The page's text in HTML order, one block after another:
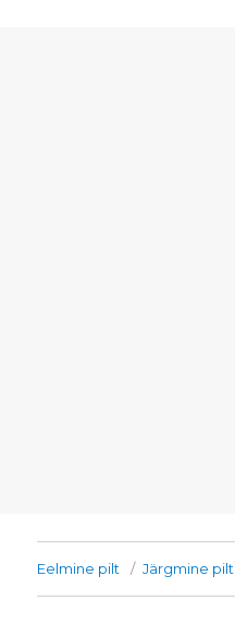
Eelmine pilt Järgmine pilt